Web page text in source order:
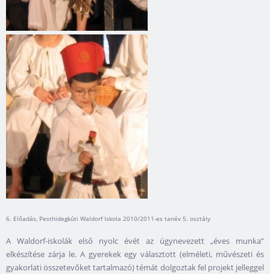
6. Előadás, Pesthidegkúti Waldorf Iskola 2010/2011-es tanév 5. osztály
A Waldorf-iskolák első nyolc évét az úgynevezett „éves munka”
elkészítése zárja le. A gyerekek egy választott (elméleti, művészeti és
gyakorlati összetevőket tartalmazó) témát dolgoztak fel projekt jelleggel